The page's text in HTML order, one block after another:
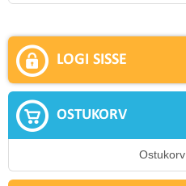
LOGI SISSE
OSTUKORV